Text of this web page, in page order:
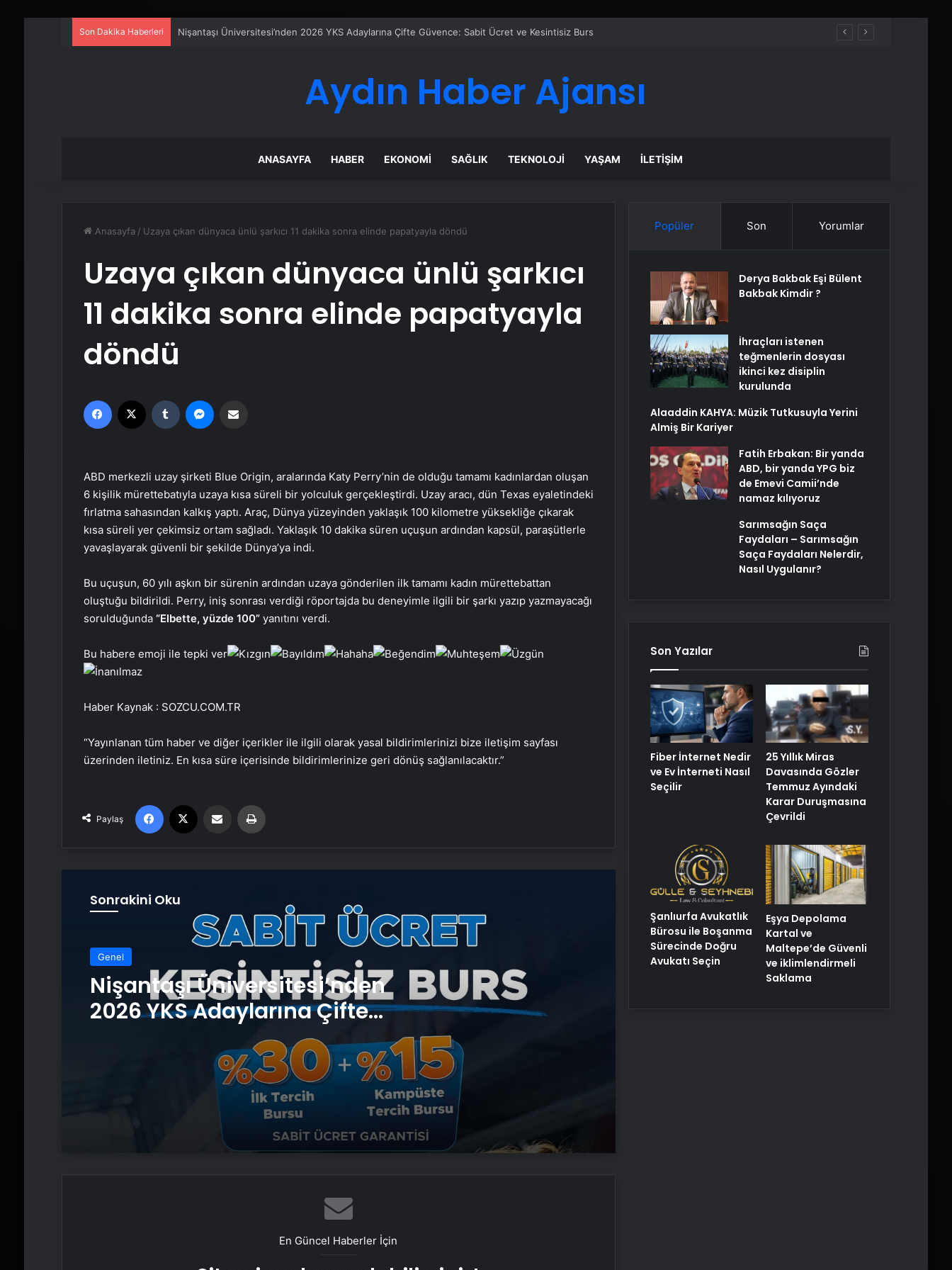
Son Dakika Haberleri Nişantaşı Üniversitesi’nden 2026 YKS Adaylarına Çifte Güvence: Sabit Ücret ve Kesintisiz Burs
Aydın Haber Ajansı
ANASAYFA HABER EKONOMI SAĞLIK TEKNOLOJI YAŞAM İLETIŞIM
Anasayfa / Uzaya çıkan dünyaca ünlü şarkıcı 11 dakika sonra elinde papatyayla döndü
Uzaya çıkan dünyaca ünlü şarkıcı
11 dakika sonra elinde papatyayla
döndü
Facebook Tumblr
ABD merkezli uzay şirketi Blue Origin, aralarında Katy Perry’nin de olduğu tamamı kadınlardan oluşan
6 kişilik mürettebatıyla uzaya kısa süreli bir yolculuk gerçekleştirdi. Uzay aracı, dün Texas eyaletindeki
fırlatma sahasından kalkış yaptı. Araç, Dünya yüzeyinden yaklaşık 100 kilometre yüksekliğe çıkarak
kısa süreli yer çekimsiz ortam sağladı. Yaklaşık 10 dakika süren uçuşun ardından kapsül, paraşütlerle
yavaşlayarak güvenli bir şekilde Dünya’ya indi.
Bu uçuşun, 60 yılı aşkın bir sürenin ardından uzaya gönderilen ilk tamamı kadın mürettebattan
oluştuğu bildirildi. Perry, iniş sonrası verdiği röportajda bu deneyimle ilgili bir şarkı yazıp yazmayacağı
sorulduğunda “Elbette, yüzde 100” yanıtını verdi.
Bu habere emoji ile tepki ver
Haber Kaynak : SOZCU.COM.TR
“Yayınlanan tüm haber ve diğer içerikler ile ilgili olarak yasal bildirimlerinizi bize iletişim sayfası
üzerinden iletiniz. En kısa süre içerisinde bildirimlerinize geri dönüş sağlanılacaktır.”
Paylaş
Facebook Email'den paylaş
Sonrakini Oku
Genel
Nişantaşı Üniversitesi’nden
2026 YKS Adaylarına Çifte
Güvence: Sabit Ücret ve
Kesintisiz Burs
Ücret ve Kesintisiz Burs
Duruşmasına Çevrildi
Boşanma Sürecinde Doğru Avukatı
Seçin
Eşya Depolama Kartal ve
Maltepe’de Güvenli ve
iklimlendirmeli Saklama
Yarası Tedavisi
Zihnin Gizemli Sınırları ve Ötesi :
Nasılnedir.com
Serjoy : Dijital Medya Ajansı, Google
En Güncel Haberler İçin
Popüler Son Yorumlar
Derya Bakbak Eşi Bülent
Bakbak Kimdir ?
İhraçları istenen
teğmenlerin dosyası
ikinci kez disiplin
kurulunda
Alaaddin KAHYA: Müzik Tutkusuyla Yerini
Almiş Bir Kariyer
Fatih Erbakan: Bir yanda
ABD, bir yanda YPG biz
de Emevi Camii’nde
namaz kılıyoruz
Sarımsağın Saça
Faydaları – Sarımsağın
Saça Faydaları Nelerdir,
Nasıl Uygulanır?
Son Yazılar
Fiber İnternet Nedir
ve Ev İnterneti Nasıl
Seçilir
25 Yıllık Miras
Davasında Gözler
Temmuz Ayındaki
Karar Duruşmasına
Çevrildi
Şanlıurfa Avukatlık
Bürosu ile Boşanma
Sürecinde Doğru
Avukatı Seçin
Eşya Depolama
Kartal ve
Maltepe’de Güvenli
ve iklimlendirmeli
Saklama